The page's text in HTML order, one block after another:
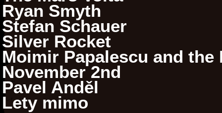
Ryan Smyth
Stefan Schauer
Silver Rocket
Moimir Papalescu and
November 2nd
Pavel Anděl
Lety mimo